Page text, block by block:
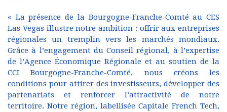
« La présence de la Bourgogne-Franche-Comté au CES
Las Vegas illustre notre ambition : offrir aux entreprises
régionales un tremplin vers les marchés mondiaux.
Grâce à l’engagement du Conseil régional, à l’expertise
de l’Agence Économique Régionale et au soutien de la
CCI Bourgogne-Franche-Comté, nous créons les
conditions pour attirer des investisseurs, développer des
partenariats et renforcer l’attractivité de notre
territoire. Notre région, labellisée Capitale French Tech,